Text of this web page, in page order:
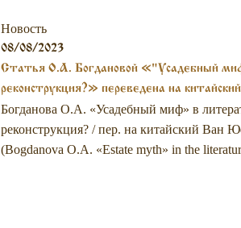
Новость
08/08/2023
Статья О.А. Богдановой «"Усадебный
реконструкция?» переведена на
Богданова О.А. «Усадебный миф» в
реконструкция? / пер. на китайский Ван
(Bogdanova О.А. «Estate myth» in the